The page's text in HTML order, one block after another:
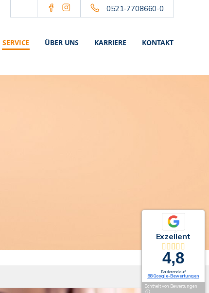
0521-7708660-0
SERVICE ÜBER UNS KARRIERE KONTAKT
Exzellent
4,8
Basierend auf
88 Google-Bewertungen
Echtheit von Bewertungen